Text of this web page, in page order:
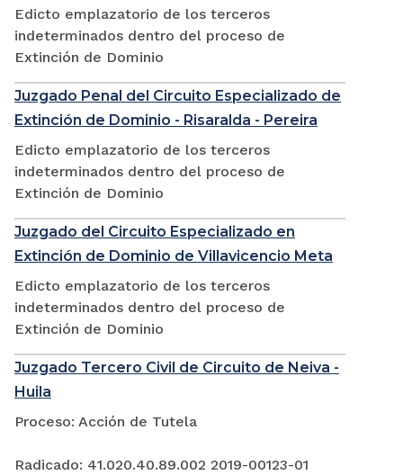
Edicto emplazatorio de los terceros
indeterminados dentro del proceso de
Extinción de Dominio
Juzgado Penal del Circuito Especializado de
Extinción de Dominio - Risaralda - Pereira
Edicto emplazatorio de los terceros
indeterminados dentro del proceso de
Extinción de Dominio
Juzgado del Circuito Especializado en
Extinción de Dominio de Villavicencio Meta
Edicto emplazatorio de los terceros
indeterminados dentro del proceso de
Extinción de Dominio
Juzgado Tercero Civil de Circuito de Neiva -
Huila
Proceso: Acción de Tutela
Radicado: 41.020.40.89.002 2019-00123-01